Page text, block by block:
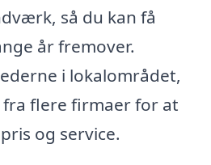
så du kan få
år fremover.
i lokalområdet,
flere firmaer for at
og service.